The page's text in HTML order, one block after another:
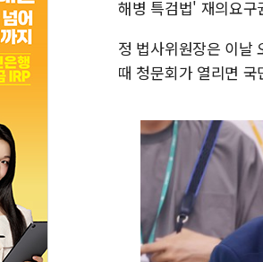
해병 특검법' 재의요
정 법사위원장은 이날
때 청문회가 열리면